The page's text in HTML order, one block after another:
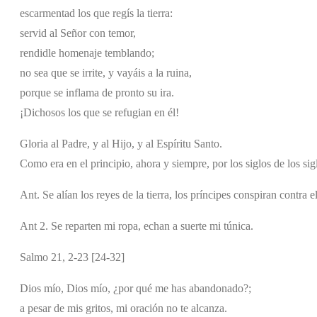
escarmentad los que regís la tierra:
servid al Señor con temor,
rendidle homenaje temblando;
no sea que se irrite, y vayáis a la ruina,
porque se inflama de pronto su ira.
¡Dichosos los que se refugian en él!
Gloria al Padre, y al Hijo, y al Espíritu Santo.
Como era en el principio, ahora y siempre, por los siglos de los
Ant. Se alían los reyes de la tierra, los príncipes conspiran contra
Ant 2. Se reparten mi ropa, echan a suerte mi túnica.
Salmo 21, 2-23 [24-32]
Dios mío, Dios mío, ¿por qué me has abandonado?;
a pesar de mis gritos, mi oración no te alcanza.